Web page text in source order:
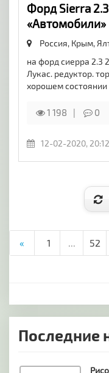
Форд Sierra
«Автомобили»
Россия, Крым,
на форд сиерра 2.3
Лукас. редуктор.
хорошем состоянии
1 198 0
12-02-2020, 20:12
« 1 ... 52
Последние